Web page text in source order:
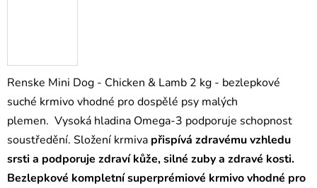
Renske Mini Dog - Chicken & Lamb 2 kg - bezlepkové
suché krmivo vhodné pro dospělé psy malých
plemen. Vysoká hladina Omega-3 podporuje schopnost
soustředění. Složení krmiva přispívá zdravému vzhledu
srsti a podporuje zdraví kůže, silné zuby a zdravé kosti.
Bezlepkové kompletní superprémiové krmivo vhodné pro